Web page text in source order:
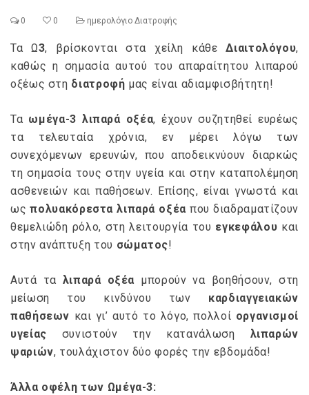
0 0 ημερολόγιο Διατροφής
Τα Ω3, βρίσκονται στα χείλη κάθεΔιαιτολόγου,
καθώς η σημασία αυτού του απαραίτητου λιπαρού
οξέως στη διατροφή μας είναι αδιαμφισβήτητη!
Τα ωμέγα-3 λιπαρά οξέα, έχουν συζητηθεί ευρέως
τα τελευταία χρόνια, εν μέρει λόγω των
συνεχόμενων ερευνών, που αποδεικνύουν διαρκώς
τη σημασία τους στην υγεία και στην καταπολέμηση
ασθενειών και παθήσεων. Επίσης, είναι γνωστά και
ωςπολυακόρεστα λιπαρά οξέα που διαδραματίζουν
θεμελιώδη ρόλο, στη λειτουργία του εγκεφάλου και
στην ανάπτυξη του σώματος!
Αυτά τα λιπαρά οξέα μπορούν να βοηθήσουν, στη
μείωση του κινδύνου των καρδιαγγειακών
παθήσεων και γι’ αυτό το λόγο, πολλοί οργανισμοί
υγείας συνιστούν την κατανάλωση λιπαρών
ψαριών, τουλάχιστον δύο φορές την εβδομάδα!
Άλλα οφέλη των Ωμέγα-3: